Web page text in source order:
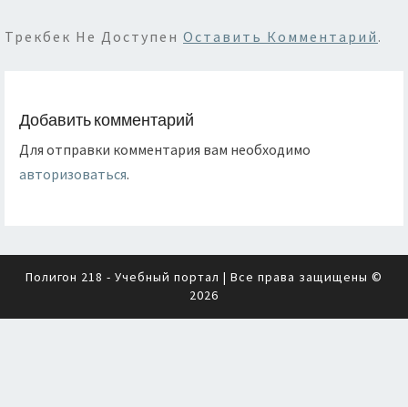
Трекбек Не Доступен Оставить Комментарий .
Добавить комментарий
Для отправки комментария вам необходимо
авторизоваться.
Полигон 218 - Учебный портал | Все права защищены ©
2026